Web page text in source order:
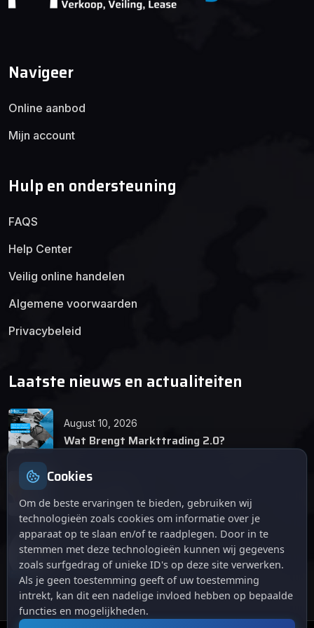
Voeg Toe
Navigeer
Online aanbod
Mijn account
Hulp en ondersteuning
FAQS
Help Center
Veilig online handelen
Algemene voorwaarden
Privacybeleid
Laatste nieuws en actualiteiten
August 10, 2026
Wat Brengt Markttrading 2.0?
Tips en Tricks
April 12, 2026
De opkomst van Markttrading 2.0: Een
revolutie in online handelen.
Cookies
Om de beste ervaringen te bieden, gebruiken wij
technologieën zoals cookies om informatie over je
apparaat op te slaan en/of te raadplegen. Door in te
stemmen met deze technologieën kunnen wij gegevens
zoals surfgedrag of unieke ID's op deze site verwerken.
Als je geen toestemming geeft of uw toestemming
intrekt, kan dit een nadelige invloed hebben op bepaalde
functies en mogelijkheden.